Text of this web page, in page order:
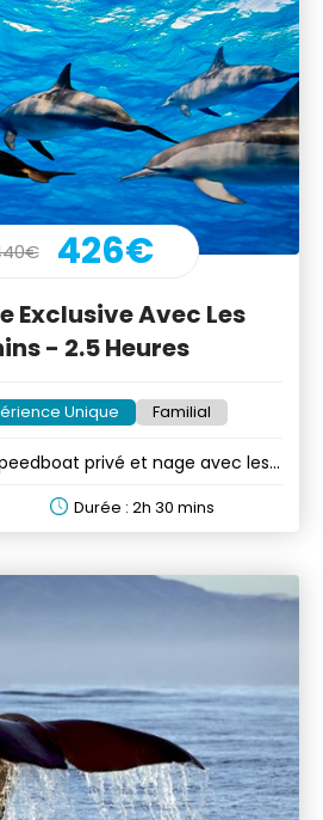
426€
Exclusive Avec Les
- 2.5 Heures
Unique Familial
privé et nage avec les
Durée : 2h 30 mins